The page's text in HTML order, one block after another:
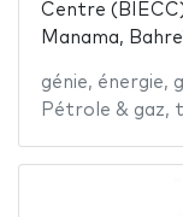
Centre
Manama,
génie, énergie,
Pétrole & gaz,